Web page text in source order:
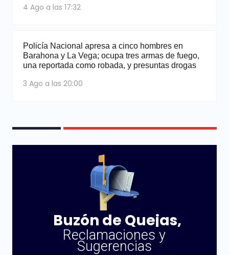
4 Ago a las 17:32
Policía Nacional apresa a cinco hombres en
Barahona y La Vega; ocupa tres armas de fuego,
una reportada como robada, y presuntas drogas
3 Ago a las 20:00
Buzón de Quejas,
Reclamaciones y
Sugerencias